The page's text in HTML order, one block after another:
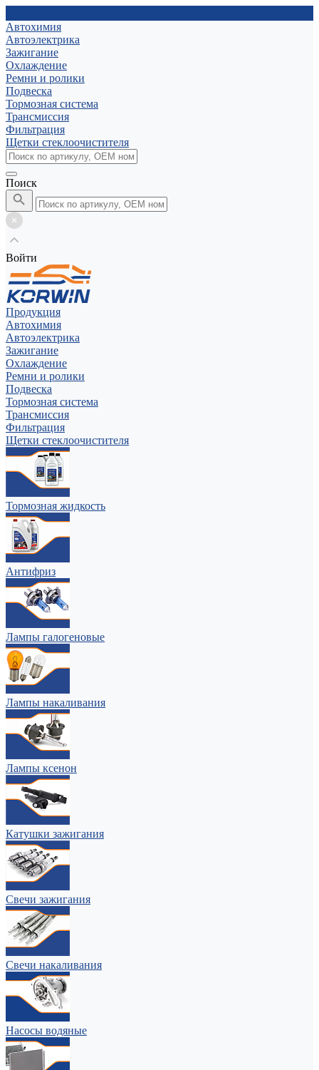
Автохимия
Автоэлектрика
Зажигание
Охлаждение
Ремни и ролики
Подвеска
Тормозная система
Трансмиссия
Фильтрация
Щетки стеклоочистителя
Поиск
Войти
Продукция
Автохимия
Автоэлектрика
Зажигание
Охлаждение
Ремни и ролики
Подвеска
Тормозная система
Трансмиссия
Фильтрация
Щетки стеклоочистителя
Тормозная жидкость
Антифриз
Лампы галогеновые
Лампы накаливания
Лампы ксенон
Катушки зажигания
Свечи зажигания
Свечи накаливания
Насосы водяные